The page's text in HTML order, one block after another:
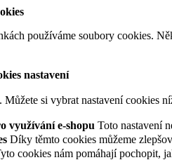
používáme soubory cookies.
nastavení
Můžete si vybrat nastavení cookies
využívání e-shopu Toto nastavení
Díky těmto cookies můžeme
cookies nám pomáhají pochopit,